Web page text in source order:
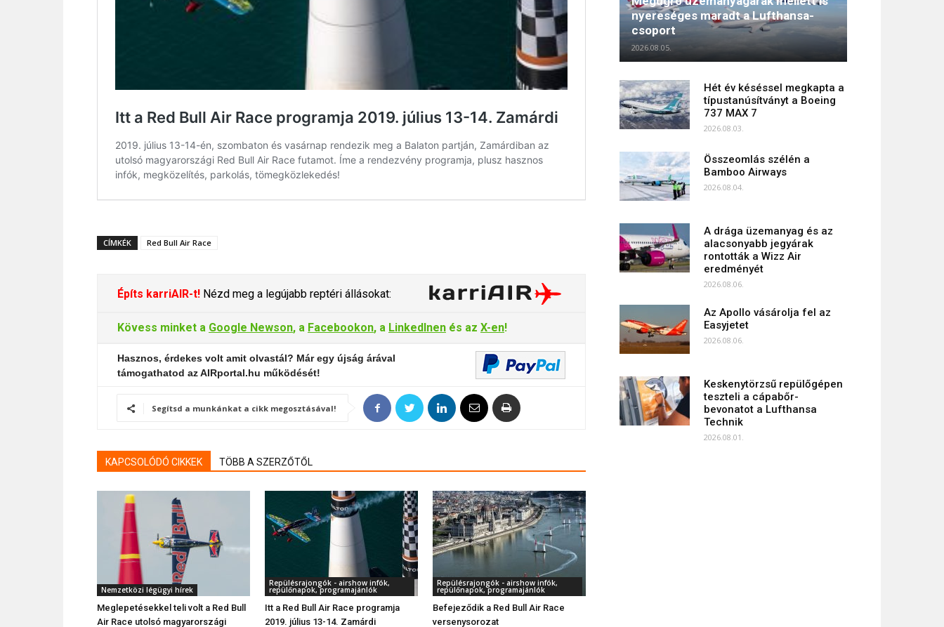
CÍMKÉK Red Bull Air Race
Építs karriAIR-t! Nézd meg a legújabb reptéri állásokat:
Kövess minket a Google Newson, a Facebookon, a LinkedInen és az X-en!
Hasznos, érdekes volt amit olvastál? Már egy újság árával
támogathatod az AIRportal.hu működését!
Segítsd a munkánkat a cikk megosztásával!
KAPCSOLÓDÓ CIKKEK TÖBB A SZERZŐTŐL
Nemzetközi légügyi hírek
Meglepetésekkel teli volt a Red Bull
Air Race utolsó magyarországi
Repülésrajongók - airshow infók,
repülőnapok, programajánlók
Itt a Red Bull Air Race programja
2019. július 13-14. Zamárdi
Repülésrajongók - airshow infók,
repülőnapok, programajánlók
Befejeződik a Red Bull Air Race
versenysorozat
nyereséges maradt a Lufthansa-
csoport
2026.08.05.
Hét év késéssel megkapta a
típustanúsítványt a Boeing
737 MAX 7
2026.08.03.
Összeomlás szélén a
Bamboo Airways
2026.08.04.
A drága üzemanyag és az
alacsonyabb jegyárak
rontották a Wizz Air
eredményét
2026.08.06.
Az Apollo vásárolja fel az
Easyjetet
2026.08.06.
Keskenytörzsű repülőgépen
teszteli a cápabőr-
bevonatot a Lufthansa
Technik
2026.08.01.